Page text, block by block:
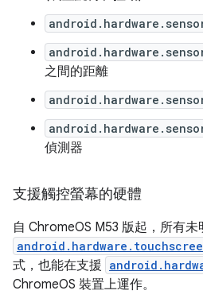
之間的距離
偵測器
支援觸控螢幕的硬體
自 ChromeOS M53 版起，所有未
式，也能在支援
ChromeOS 裝置上運作。